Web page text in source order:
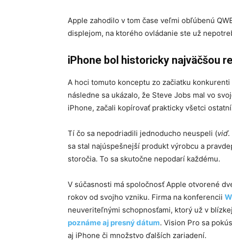
Apple zahodilo v tom čase veľmi obľúbenú
displejom, na ktorého ovládanie ste už
iPhone bol historicky najväčšou
A hoci tomuto konceptu zo začiatku
následne sa ukázalo, že Steve Jobs mal vo
iPhone, začali kopírovať prakticky všetci
Tí čo sa nepodriadili jednoducho neuspeli (viď.
sa stal najúspešnejší produkt výrobcu a
storočia. To sa skutočne nepodarí každému.
V súčasnosti má spoločnosť Apple otvorené
rokov od svojho vzniku. Firma na konferencii
neuveriteľnými schopnosťami, ktorý už v
poznáme aj presný dátum. Vision Pro sa
aj iPhone či množstvo ďalších zariadení.